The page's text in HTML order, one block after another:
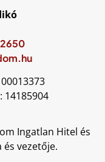
Ingatlan Hitel és
vezetője.
00013373
14185904